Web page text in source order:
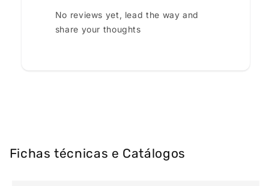
No reviews yet, lead the way and
share your thoughts
Fichas técnicas e Catálogos